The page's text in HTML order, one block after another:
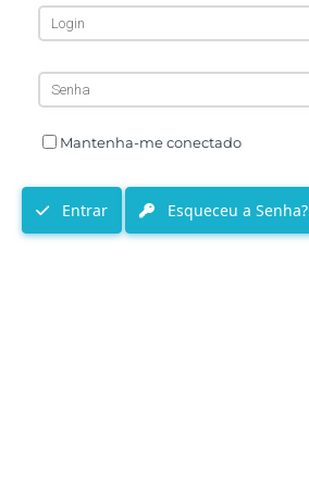
Mantenha-me conectado
Entrar Esqueceu a Senha?